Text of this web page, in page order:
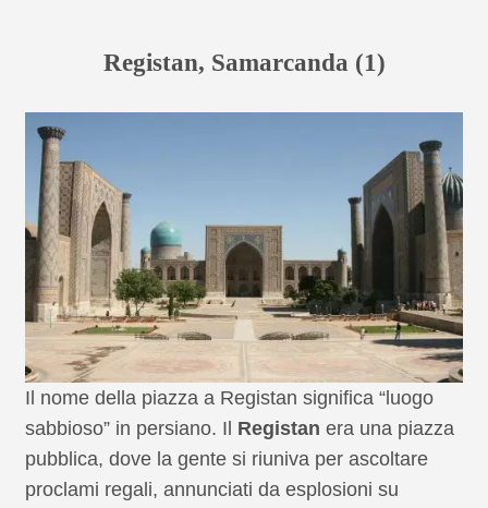
Registan, Samarcanda (1)
Il nome della piazza a Registan significa “luogo
sabbioso” in persiano. Il Registan era una piazza
pubblica, dove la gente si riuniva per ascoltare
proclami regali, annunciati da esplosioni su